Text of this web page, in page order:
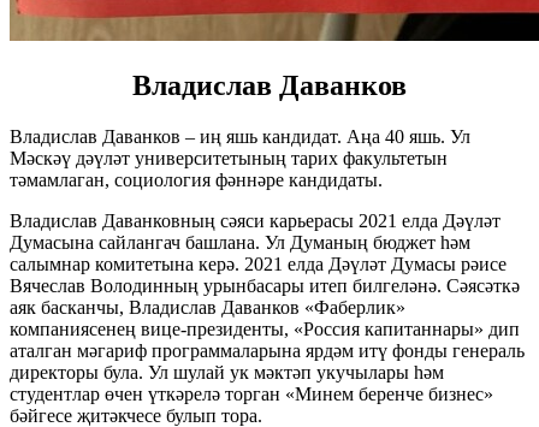
Владислав Даванков
Владислав Даванков – иң яшь кандидат. Аңа 40 яшь. Ул
Мәскәү дәүләт университетының тарих факультетын
тәмамлаган, социология фәннәре кандидаты.
Владислав Даванковның сәяси карьерасы 2021 елда Дәүләт
Думасына сайлангач башлана. Ул Думаның бюджет һәм
салымнар комитетына керә. 2021 елда Дәүләт Думасы рәисе
Вячеслав Володинның урынбасары итеп билгеләнә. Сәясәткә
аяк басканчы, Владислав Даванков «Фаберлик»
компаниясенең вице-президенты, «Россия капитаннары» дип
аталган мәгариф программаларына ярдәм итү фонды генераль
директоры була. Ул шулай ук мәктәп укучылары һәм
студентлар өчен үткәрелә торган «Минем беренче бизнес»
бәйгесе җитәкчесе булып тора.